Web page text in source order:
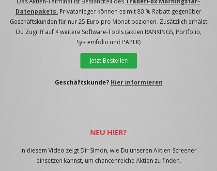
Datenpakets. Privatanleger können es mit 80 % Rabatt gegenüber
Geschäftskunden für nur 25 Euro pro Monat beziehen. Zusätzlich erhälst
Du Zugriff auf 4 weitere Software-Tools (aktien RANKINGS, Portfolio,
Systemfolio und PAPER)
Jetzt Bestellen
Geschäftskunde? Hier informieren
NEU HIER?
In diesem Video zeigt Dir Simon, wie Du unseren Aktien-Screener
einsetzen kannst, um chancenreiche Aktien zu finden.